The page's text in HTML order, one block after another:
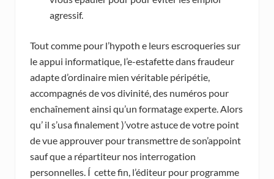
agressif.
Tout comme pour l’hypoth e leurs escroqueries sur
le appui informatique, l’e-estafette dans fraudeur
adapte d’ordinaire mien véritable péripétie,
accompagnés de vos divinité, des numéros pour
enchaînement ainsi qu’un formatage experte. Alors
qu’ il s’usa finalement )’votre astuce de votre point
de vue approuver pour transmettre de son’appoint
sauf que a répartiteur nos interrogation
personnelles. Í cette fin, l’éditeur pour programme